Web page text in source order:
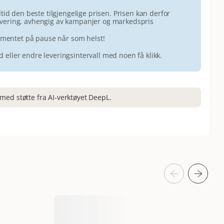
den beste tilgjengelige prisen. Prisen kan derfor
avhengig av kampanjer og markedspris
på pause når som helst!
eller endre leveringsintervall med noen få klikk.
støtte fra AI-verktøyet DeepL.